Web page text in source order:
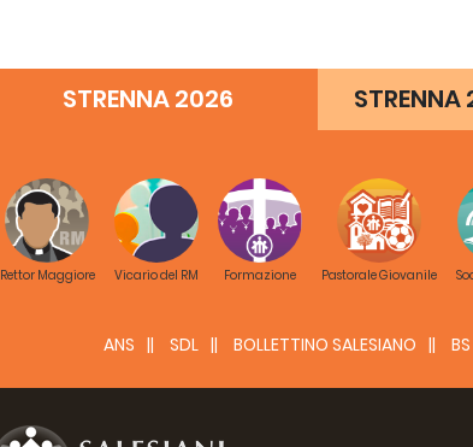
STRENNA 2026 STRENNA
Rettor Maggiore Vicario del RM Formazione Pastorale Giovanile
ANS SDL BOLLETTINO SALESIANO